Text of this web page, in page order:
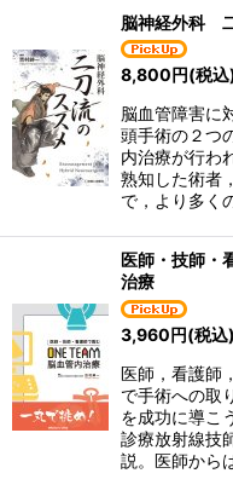
脳神経外科
8,800円(税込
脳血管障害に
頭手術の２つ
内治療が行わ
熟知した術者
で，より多く
医師・技師・
治療
3,960円(税込)
医師，看護師
で手術への取
を成功に導こ
診療放射線技
説。医師から